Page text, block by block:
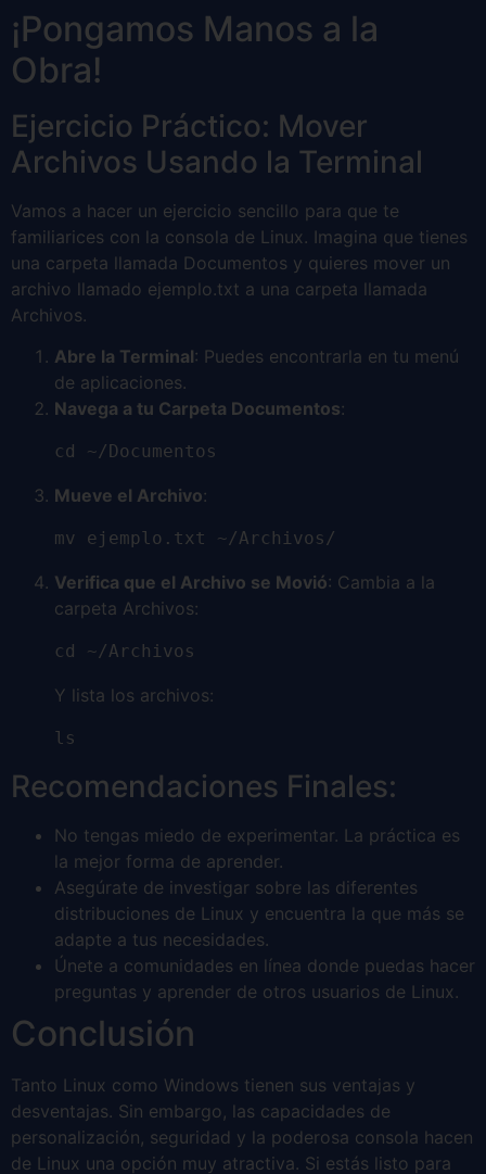
¡Pongamos Manos a la
Obra!
Ejercicio Práctico: Mover
Archivos Usando la Terminal
Vamos a hacer un ejercicio sencillo para que te
familiarices con la consola de Linux. Imagina que tienes
una carpeta llamada Documentos y quieres mover un
archivo llamado ejemplo.txt a una carpeta llamada
Archivos.
Abre la Terminal: Puedes encontrarla en tu menú
de aplicaciones.
Navega a tu Carpeta Documentos:
cd ~/Documentos
Mueve el Archivo:
mv ejemplo.txt ~/Archivos/
Verifica que el Archivo se Movió: Cambia a la
carpeta Archivos:
cd ~/Archivos
Y lista los archivos:
ls
Recomendaciones Finales:
No tengas miedo de experimentar. La práctica es
la mejor forma de aprender.
Asegúrate de investigar sobre las diferentes
distribuciones de Linux y encuentra la que más se
adapte a tus necesidades.
Únete a comunidades en línea donde puedas hacer
preguntas y aprender de otros usuarios de Linux.
Conclusión
Tanto Linux como Windows tienen sus ventajas y
desventajas. Sin embargo, las capacidades de
personalización, seguridad y la poderosa consola hacen
de Linux una opción muy atractiva. Si estás listo para